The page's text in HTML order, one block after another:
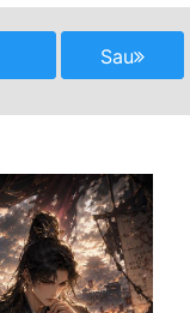
Sau